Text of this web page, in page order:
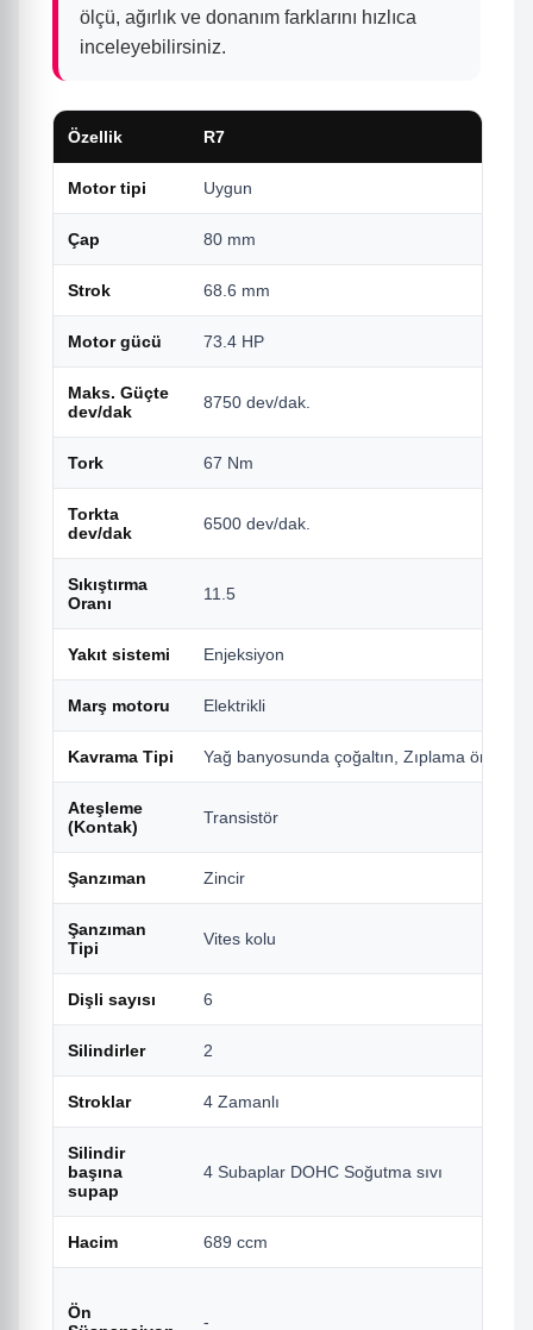
ölçü, ağırlık ve donanım farklarını hızlıca
inceleyebilirsiniz.
Özellik R7
Motor tipi Uygun
Çap 80 mm
Strok 68.6 mm
Motor gücü 73.4 HP
Maks. Güçte
dev/dak
8750 dev/dak.
Tork 67 Nm
Torkta
dev/dak
6500 dev/dak.
Sıkıştırma
Oranı
11.5
Yakıt sistemi Enjeksiyon
Marş motoru Elektrikli
Kavrama Tipi Yağ banyosunda çoğaltın, Zıplama
Ateşleme
(Kontak)
Transistör
Şanzıman Zincir
Şanzıman
Tipi
Vites kolu
Dişli sayısı 6
Silindirler 2
Stroklar 4 Zamanlı
Silindir
başına
supap
4 Subaplar DOHC Soğutma sıvı
Hacim 689 ccm
Ön
-